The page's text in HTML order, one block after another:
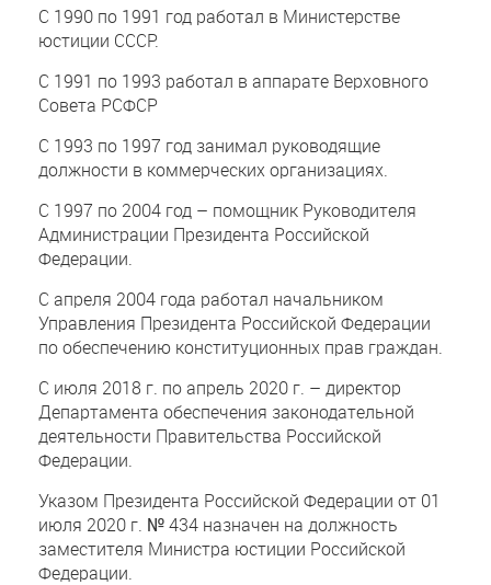
С 1990 по 1991 год работал в Министерстве
юстиции СССР.
С 1991 по 1993 работал в аппарате Верховного
Совета РСФСР
С 1993 по 1997 год занимал руководящие
должности в коммерческих организациях.
С 1997 по 2004 год – помощник Руководителя
Администрации Президента Российской
Федерации.
С апреля 2004 года работал начальником
Управления Президента Российской Федерации
по обеспечению конституционных прав граждан.
С июля 2018 г. по апрель 2020 г. – директор
Департамента обеспечения законодательной
деятельности Правительства Российской
Федерации.
Указом Президента Российской Федерации от 01
июля 2020 г. № 434 назначен на должность
заместителя Министра юстиции Российской
Федерации.